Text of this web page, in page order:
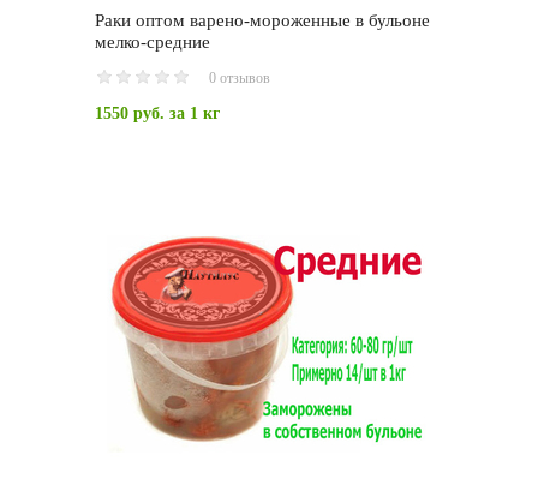
Раки оптом варено-мороженные в бульоне
мелко-средние
0 отзывов
1550 руб. за 1 кг